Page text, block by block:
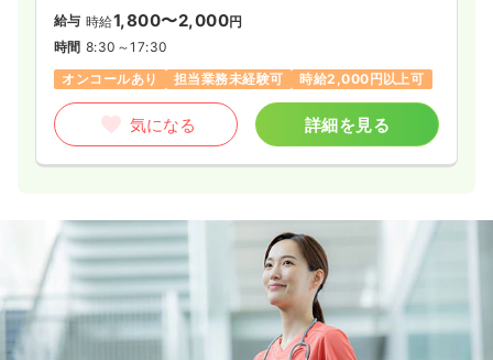
給与 時給1,800〜2,000円
時間 8:30～17:30
オンコールあり
担当業務未経験可 時給2,000円以上可
気になる 詳細を見る